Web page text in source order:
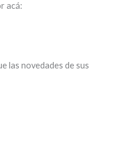
acá:
las novedades de sus